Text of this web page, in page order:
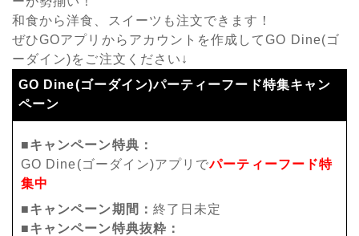
和食から洋食、スイーツも注文できます！
ぜひGOアプリからアカウントを作成してGO Dine(ゴ
ーダイン)をご注文ください↓
GO Dine(ゴーダイン)パーティーフード特集キャン
ペーン
■キャンペーン特典：
GO Dine(ゴーダイン)アプリでパーティーフード特
集中
■キャンペーン期間： 終了日未定
■キャンペーン特典抜粋：